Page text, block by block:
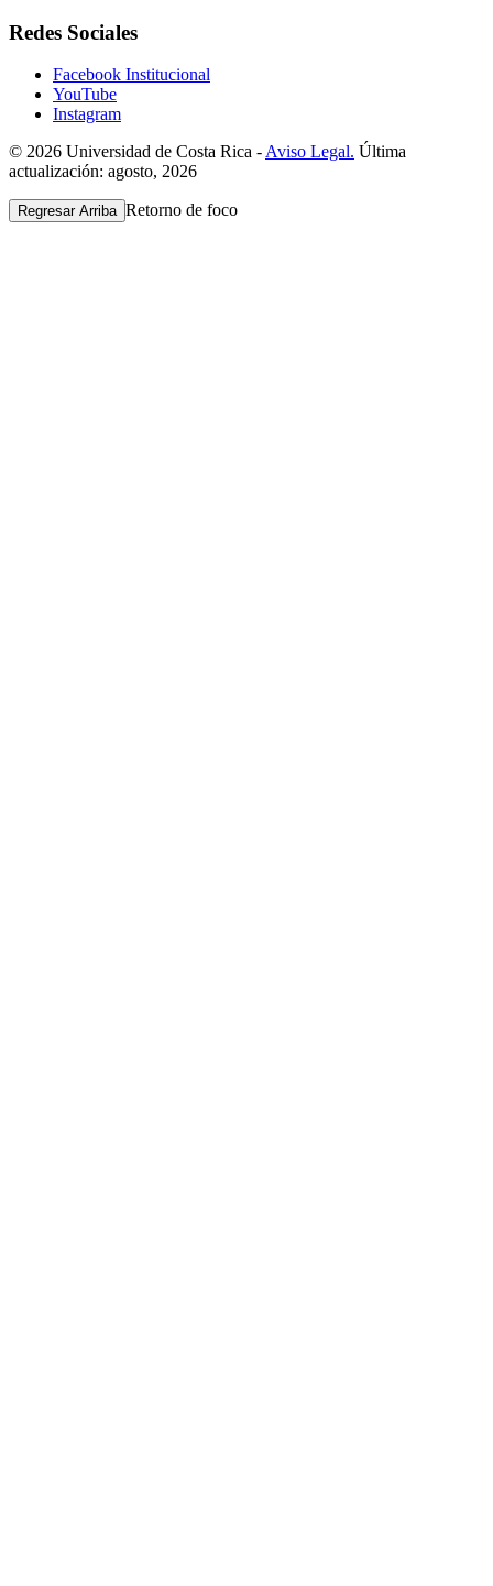
Redes Sociales
Facebook Institucional
YouTube
Instagram
© 2026 Universidad de Costa Rica - Aviso Legal. Última
actualización: agosto, 2026
Regresar Arriba Retorno de foco